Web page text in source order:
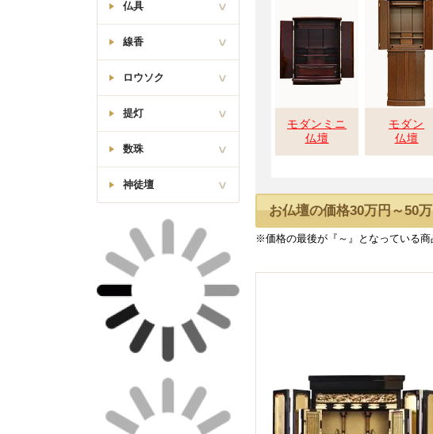
モダンミニ
仏壇
モダン
仏壇
お仏壇の価格30万円～50
※価格の最後が『～』となっている商
会津位牌
葵型位牌
猫丸型位牌
呂門型位牌
モダン位牌
西立弥陀如来像
浄土真宗
天台宗
浄土宗・時宗
日蓮上人像
モダンミニ仏壇
唐木仏壇(台付)
厨子型仏壇
90万以上
50～90万円
30～50万円
20～30万円
仏具
火立・花立・香炉
灰ならし・ローソク消
湯呑椀・仏飯器
高月・霊供膳
リン布団・リン台
敷
経机・敷物
経本
家具調仏具セット
従来型仏具セット
線香
オリジナル
梅栄堂
松栄堂
薫寿堂
玉初堂
奥野清明堂
大発
尚林堂
孔官堂
香炉灰
ロウソク
従来ロウソク
故人の好物シリーズ
提灯
廻転行灯
行灯
吊り提灯
霊前灯・創作提灯
住吉
白提灯
数珠
男性用
神徒壇
神徒壇
神具